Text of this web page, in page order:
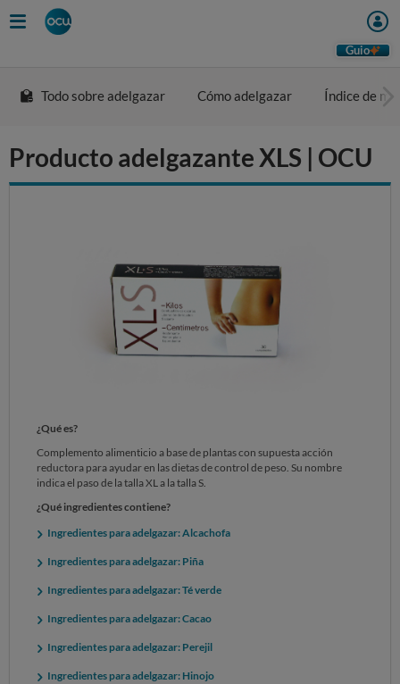
to
Guio
Todo sobre adelgazar Cómo adelgazar Índice de
Producto adelgazante XLS | OCU
¿Qué es?
Complemento alimenticio a base de plantas con supuesta acción
reductora para ayudar en las dietas de control de peso. Su nombre
indica el paso de la talla XL a la talla S.
¿Qué ingredientes contiene?
Ingredientes para adelgazar: Alcachofa
Ingredientes para adelgazar: Piña
Ingredientes para adelgazar: Té verde
Ingredientes para adelgazar: Cacao
Ingredientes para adelgazar: Perejil
Ingredientes para adelgazar: Hinojo